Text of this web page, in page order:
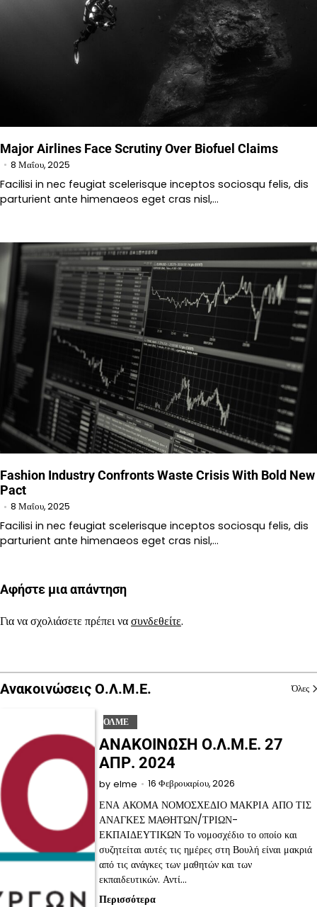
Major Airlines Face Scrutiny Over Biofuel Claims
8 Μαΐου, 2025
Facilisi in nec feugiat scelerisque inceptos sociosqu felis, dis
parturient ante himenaeos eget cras nisl,…
Fashion Industry Confronts Waste Crisis With Bold New
Pact
8 Μαΐου, 2025
Facilisi in nec feugiat scelerisque inceptos sociosqu felis, dis
parturient ante himenaeos eget cras nisl,…
Αφήστε μια απάντηση
Για να σχολιάσετε πρέπει νασυνδεθείτε.
Ανακοινώσεις Ο.Λ.Μ.Ε. Όλες
ΟΛΜΕ
ΑΝΑΚΟΙΝΩΣΗ Ο.Λ.Μ.Ε. 27
ΑΠΡ. 2024
by elme 16 Φεβρουαρίου, 2026
ΕΝΑ ΑΚΟΜΑ ΝΟΜΟΣΧΕΔΙΟ ΜΑΚΡΙΑ ΑΠΟ ΤΙΣ
ΑΝΑΓΚΕΣ ΜΑΘΗΤΩΝ/ΤΡΙΩΝ-
ΕΚΠΑΙΔΕΥΤΙΚΩΝ Το νομοσχέδιο το οποίο και
συζητείται αυτές τις ημέρες στη Βουλή είναι μακριά
από τις ανάγκες των μαθητών και των
εκπαιδευτικών. Αντί…
Περισσότερα